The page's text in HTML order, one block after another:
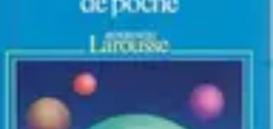
Atlas Géographique
Perception et Utilisation
Atlas Thématiques
Atlas Géographique